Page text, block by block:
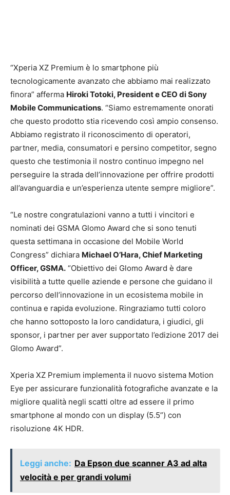
“Xperia XZ Premium è lo smartphone più
tecnologicamente avanzato che abbiamo mai realizzato
finora” afferma Hiroki Totoki, President e CEO di Sony
Mobile Communications. “Siamo estremamente onorati
che questo prodotto stia ricevendo così ampio consenso.
Abbiamo registrato il riconoscimento di operatori,
partner, media, consumatori e persino competitor, segno
questo che testimonia il nostro continuo impegno nel
perseguire la strada dell’innovazione per offrire prodotti
all’avanguardia e un’esperienza utente sempre migliore”.
“Le nostre congratulazioni vanno a tutti i vincitori e
nominati dei GSMA Glomo Award che si sono tenuti
questa settimana in occasione del Mobile World
Congress” dichiara Michael O’Hara, Chief Marketing
Officer, GSMA. “Obiettivo dei Glomo Award è dare
visibilità a tutte quelle aziende e persone che guidano il
percorso dell’innovazione in un ecosistema mobile in
continua e rapida evoluzione. Ringraziamo tutti coloro
che hanno sottoposto la loro candidatura, i giudici, gli
sponsor, i partner per aver supportato l’edizione 2017 dei
Glomo Award”.
Xperia XZ Premium implementa il nuovo sistema Motion
Eye per assicurare funzionalità fotografiche avanzate e la
migliore qualità negli scatti oltre ad essere il primo
smartphone al mondo con un display (5.5”) con
risoluzione 4K HDR.
Leggi anche: Da Epson due scanner A3 ad alta
velocità e per grandi volumi